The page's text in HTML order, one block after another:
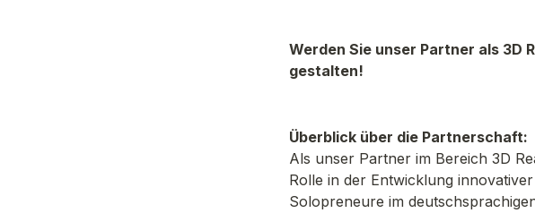
Werden Sie unser Partner als 3D
gestalten!
Überblick über die Partnerschaft:
Als unser Partner im Bereich 3D
Rolle in der Entwicklung
Solopreneure im